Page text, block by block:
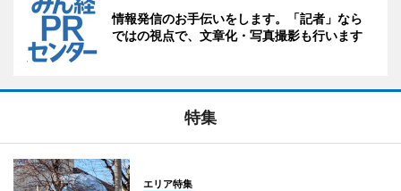
情報発信のお手伝いをします。「記者」なら
ではの視点で、文章化・写真撮影も行います
特集
エリア特集